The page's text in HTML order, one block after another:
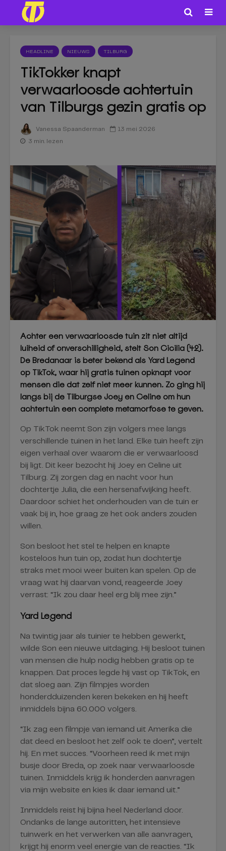
HEADLINE NIEUWS TILBURG
TikTokker knapt
verwaarloosde achtertuin
van Tilburgs gezin gratis op
Vanessa Spaanderman 13 mei 2026
3 min. lezen
Achter een verwaarloosde tuin zit niet altijd
luiheid of onverschilligheid, stelt Son Cicilia (42).
De Bredanaar is beter bekend als Yard Legend
op TikTok, waar hij gratis tuinen opknapt voor
mensen die dat zelf niet meer kunnen. Zo ging hij
langs bij de Tilburgse Joey en Celine om hun
achtertuin een complete metamorfose te geven.
Op TikTok neemt Son zijn volgers mee langs
verschillende tuinen in het land. Elke tuin heeft zijn
eigen verhaal over waarom die er verwaarloosd
bij ligt. Dit keer bezocht hij Joey en Celine uit
Tilburg. Zij zorgen dag en nacht voor hun
dochtertje Julia, die een hersenafwijking heeft.
Daardoor schiet het onderhouden van de tuin er
vaak bij in, hoe graag ze het ook anders zouden
willen.
Son besloot het stel te helpen en knapte
kosteloos hun tuin op, zodat hun dochtertje
straks met mooi weer buiten kan spelen. Op de
vraag wat hij daarvan vond, reageerde Joey
verrast: “Ik zou daar heel erg blij mee zijn.”
Yard Legend
Na twintig jaar als tuinier te hebben gewerkt,
wilde Son een nieuwe uitdaging. Hij besloot tuinen
van mensen die hulp nodig hebben gratis op te
knappen. Dat proces legde hij vast op TikTok, en
dat sloeg aan. Zijn filmpjes worden
honderdduizenden keren bekeken en hij heeft
inmiddels bijna 60.000 volgers.
“Ik zag een filmpje van iemand uit Amerika die
dat deed en besloot het zelf ook te doen”, vertelt
hij. En met succes. “Voorheen reed ik met mijn
busje door Breda, op zoek naar verwaarloosde
tuinen. Inmiddels krijg ik honderden aanvragen
via mijn website en kies ik daar iemand uit.”
Inmiddels reist hij bijna heel Nederland door.
Ondanks de lange autoritten, het intensieve
tuinwerk en het verwerken van alle aanvragen,
krijgt hij enorm veel energie van de reacties. “Ik